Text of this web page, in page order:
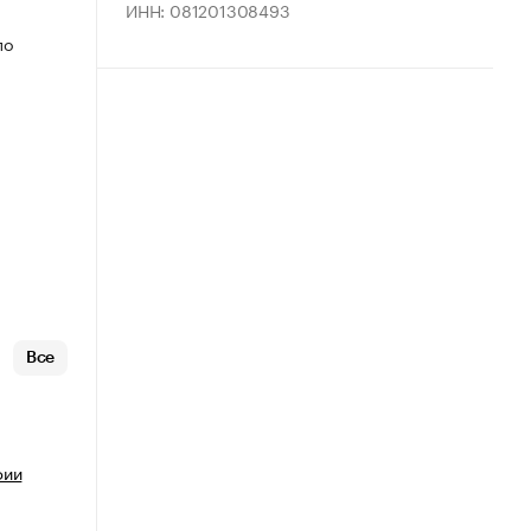
Все
ИНН: 081201308493